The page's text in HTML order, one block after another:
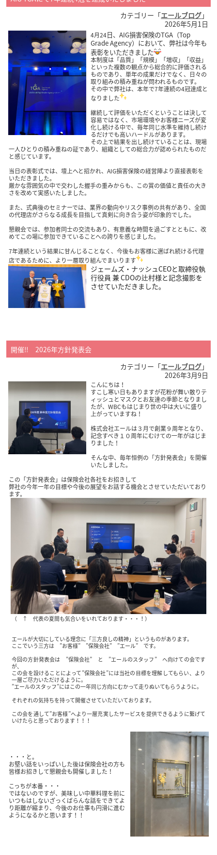
カテゴリー「エールブログ」
2026年5月1日
4月24日、AIG損害保険のTGA（Top
Grade Agency）において、弊社は今年も
表彰をいただきました
本制度は「品質」「規模」「増収」「収益」
といった複数の観点から総合的に評価される
ものであり、単年の成果だけでなく、日々の
取り組みの積み重ねが問われるものです。
その中で弊社は、本年で7年連続の4冠達成と
なりました
継続して評価をいただくということは決して
容易ではなく、市場環境やお客様ニーズが変
化し続ける中で、毎年同じ水準を維持し続け
るだけでも高いハードルがあります。
その上で結果を出し続けていることは、現場
一人ひとりの積み重ねの証であり、組織としての総合力が認められたものだ
と感じています。
当日の表彰式では、壇上へと招かれ、AIG損害保険の経営陣より直接表彰を
いただきました。
厳かな雰囲気の中で交わした握手の重みからも、この賞の価値と責任の大き
さを改めて実感いたしました。
また、式典後のセミナーでは、業界の動向やリスク事例の共有があり、全国
の代理店がさらなる成長を目指して真剣に向き合う姿が印象的でした。
懇親会では、参加者同士の交流もあり、有意義な時間を過ごすとともに、改
めてこの場に参加できていることへの誇りを感じました。
7年連続という結果に甘んじることなく、今後もお客様に選ばれ続ける代理
店であるために、より一層取り組んでまいります
ジェームズ・ナッシュCEOと取締役執
行役員 兼 CDOの辻村様と記念撮影を
させていただきました。
開催‼ 2026年方針発表会
カテゴリー「エールブログ」
2026年3月9日
こんにちは！
すこし寒い日もありますが花粉が舞い散りテ
ィッシュとマスクとお友達の季節となりまし
たが、WBCもはじまり世の中は大いに盛り
上がっていますね！
株式会社エールは３月で創業９周年となり、
記念すべき１０周年にむけての一年がはじま
りました！
そんな中、毎年恒例の「方針発表会」を開催
いたしました。
この「方針発表会」は保険会社各社をお招きして
弊社の今年一年の目標や今後の展望をお話する機会とさせていただいており
ます。
（ ↑ 代表の夏間も気合いをいれております・・・！）
エールが大切にしている理念に「三方良しの精神」というものがあります。
ここでいう三方は ”お客様” ”保険会社” ”エール” です。
今回の方針発表会は ”保険会社” と ”エールのスタッフ” へ向けての会です
が、
この会を設けることによって”保険会社”には当社の目標を理解してもらい、より
一層ご尽力いただけるように。
”エールのスタッフ”にはこの一年同じ方向にむかって走りぬいてもらうように。
それぞれの気持ちを持って開催させていただいております。
この会を通して”お客様”へより一層充実したサービスを提供できるように繋げて
いけたらと思っております！！！
・・・と。
お堅い話をいっぱいした後は保険会社の方も
皆様お招きして懇親会も開催しました！
こっちが本番・・・
ではないのですが、美味しい中華料理を前に
いつもはしないざっくばらんな話をできてよ
り距離が縮まり、今後のお仕事も円滑に進む
ようになるかと思います！！